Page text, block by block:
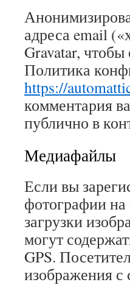
адреса email
Gravatar, чтобы
Политика
https://
комментария
публично в
Медиафайлы
Если вы
фотографии на
загрузки
могут
GPS.
изображения с